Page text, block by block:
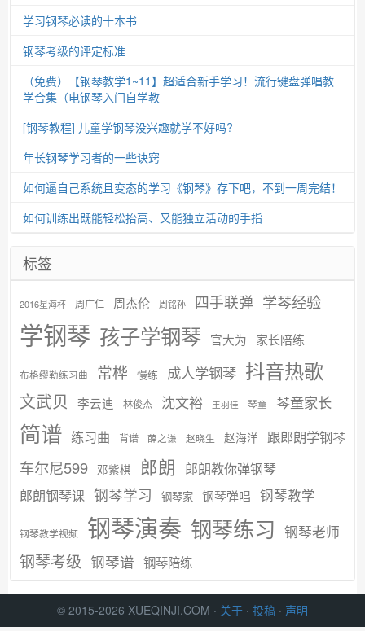
学习钢琴必读的十本书
钢琴考级的评定标准
（免费）【钢琴教学1~11】超适合新手学习！流行键盘弹唱教
学合集（电钢琴入门自学教
[钢琴教程] 儿童学钢琴没兴趣就学不好吗?
年长钢琴学习者的一些诀窍
如何逼自己系统且变态的学习《钢琴》存下吧，不到一周完结！
如何训练出既能轻松抬高、又能独立活动的手指
标签
2016星海杯 周广仁 周杰伦 周铭孙 四手联弹 学琴经验
学钢琴 孩子学钢琴 官大为 家长陪练
布格缪勒练习曲 常桦 慢练 成人学钢琴 抖音热歌
文武贝 李云迪 林俊杰 沈文裕 王羽佳 琴童 琴童家长
简谱 练习曲 背谱 薛之谦 赵晓生 赵海洋 跟郎朗学钢琴
车尔尼599 邓紫棋 郎朗 郎朗教你弹钢琴
郎朗钢琴课 钢琴学习 钢琴家 钢琴弹唱 钢琴教学
钢琴教学视频 钢琴演奏 钢琴练习 钢琴老师
钢琴考级 钢琴谱 钢琴陪练
© 2015-2026 XUEQINJI.COM · 关于 · 投稿 · 声明